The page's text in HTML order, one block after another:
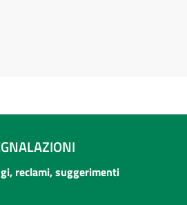
reclami, suggerimenti